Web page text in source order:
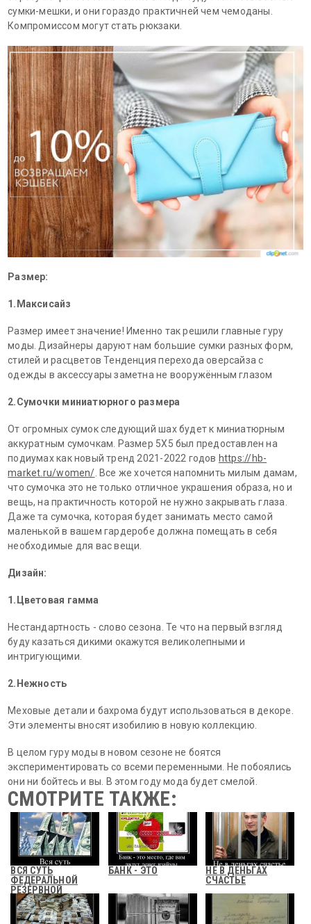
сумки-мешки, и они гораздо практичней чем чемоданы.
Компромиссом могут стать рюкзаки.
Размер:
1.Максисайз
Размер имеет значение! Именно так решили главные гуру
моды. Дизайнеры даруют нам большие сумки разных форм,
стилей и расцветов Тенденция перехода оверсайза с
одежды в аксессуары заметна не вооружённым глазом
2.Сумочки миниатюрного размера
От огромных сумок следующий шах будет к миниатюрным
аккуратным сумочкам. Размер 5X5 был предоставлен на
подиумах как новый тренд 2021-2022 годов https://hb-
market.ru/women/. Все же хочется напомнить милым дамам,
что сумочка это не только отличное украшения образа, но и
вещь, на практичность которой не нужно закрывать глаза.
Даже та сумочка, которая будет занимать место самой
маленькой в вашем гардеробе должна помещать в себя
необходимые для вас вещи.
Дизайн:
1.Цветовая гамма
Нестандартность - слово сезона. Те что на первый взгляд
буду казаться дикими окажутся великолепными и
интригующими.
2.Нежность
Меховые детали и бахрома будут использоваться в декоре.
Эти элементы вносят изобилию в новую коллекцию.
В целом гуру моды в новом сезоне не боятся
экспериментировать со всеми переменными. Не побоялись
они ни бойтесь и вы. В этом году мода будет смелой.
СМОТРИТЕ ТАКЖЕ:
ВСЯ СУТЬ
ФЕДЕРАЛЬНОЙ
РЕЗЕРВНОЙ
СИСТЕМЫ США
БАНК - ЭТО
НЕ В ДЕНЬГАХ
СЧАСТЬЕ